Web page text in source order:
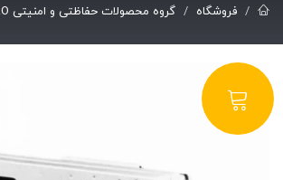
فروشگاه گروه محصولات حفاظتی و امنیتی ZERO